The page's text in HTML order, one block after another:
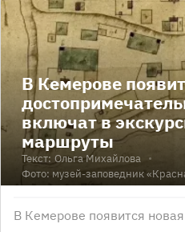
В Кемерове
включат в
маршруты
Текст: Ольга Михайлова
Фото: музей-заповедник
В Кемерове появится